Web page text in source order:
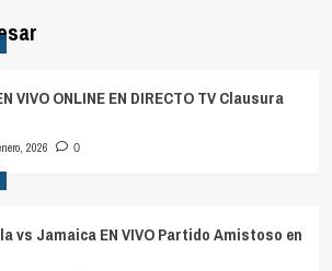
VIVO ONLINE EN DIRECTO TV Clausura
2026 0
vs Jamaica EN VIVO Partido Amistoso en